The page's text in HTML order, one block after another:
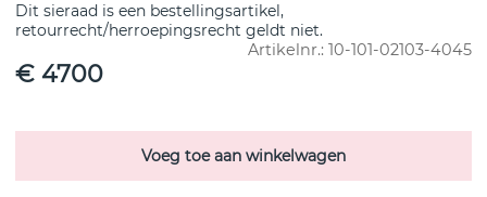
Dit sieraad is een bestellingsartikel,
retourrecht/herroepingsrecht geldt niet.
Artikelnr.: 10-101-02103-4045
€ 4700
Voeg toe aan winkelwagen